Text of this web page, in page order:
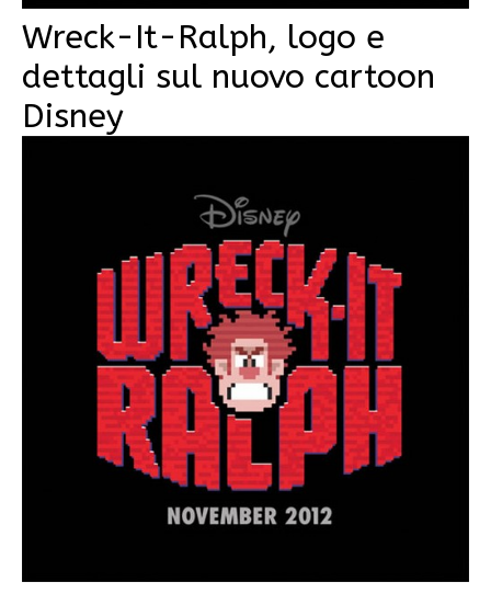
Wreck-It-Ralph, logo e
dettagli sul nuovo cartoon
Disney